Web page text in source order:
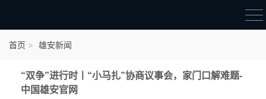
首页 雄安新闻
“双争”进行时丨“小马扎”协商议事会，家门口解难题-
中国雄安官网